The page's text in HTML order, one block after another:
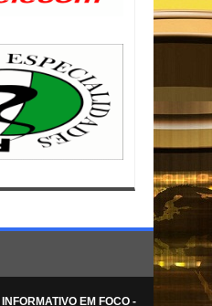
INFORMATIVO EM FOCO -